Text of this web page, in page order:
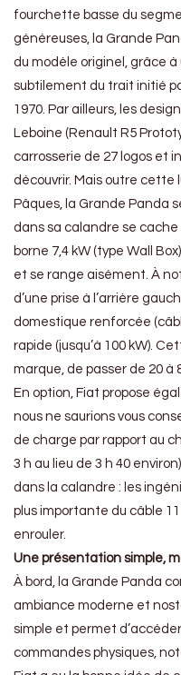
fourchette basse du
généreuses, la Grande
du modèle originel, grâce à
subtilement du trait initié
1970. Par ailleurs, les
Leboine (Renault R5
carrosserie de 27 logos et
découvrir. Mais outre
Pâques, la Grande Panda
dans sa calandre se
borne 7,4 kW (type Wall
et se range aisément. À
d’une prise à l’arrière
domestique renforcée
rapide (jusqu’à 100 kW).
marque, de passer de 20 à
En option, Fiat propose
nous ne saurions vous
de charge par rapport au
3 h au lieu de 3 h 40
dans la calandre : les
plus importante du câble
enrouler.
Une présentation simple,
À bord, la Grande Panda
ambiance moderne et
simple et permet
commandes physiques,